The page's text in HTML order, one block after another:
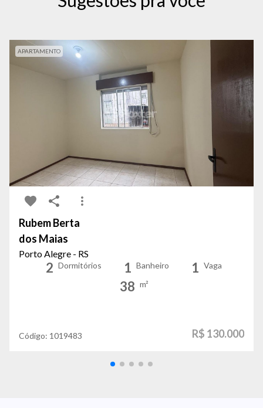
APARTAMENTO
Rubem Berta
dos Maias
Porto Alegre - RS
2 Dormitórios 1 Banheiro 1 Vaga
38 m²
Código: 1019483 R$ 130.000